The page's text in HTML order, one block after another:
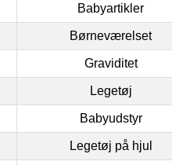
Babyartikler
Børneværelset
Graviditet
Legetøj
Babyudstyr
Legetøj på hjul